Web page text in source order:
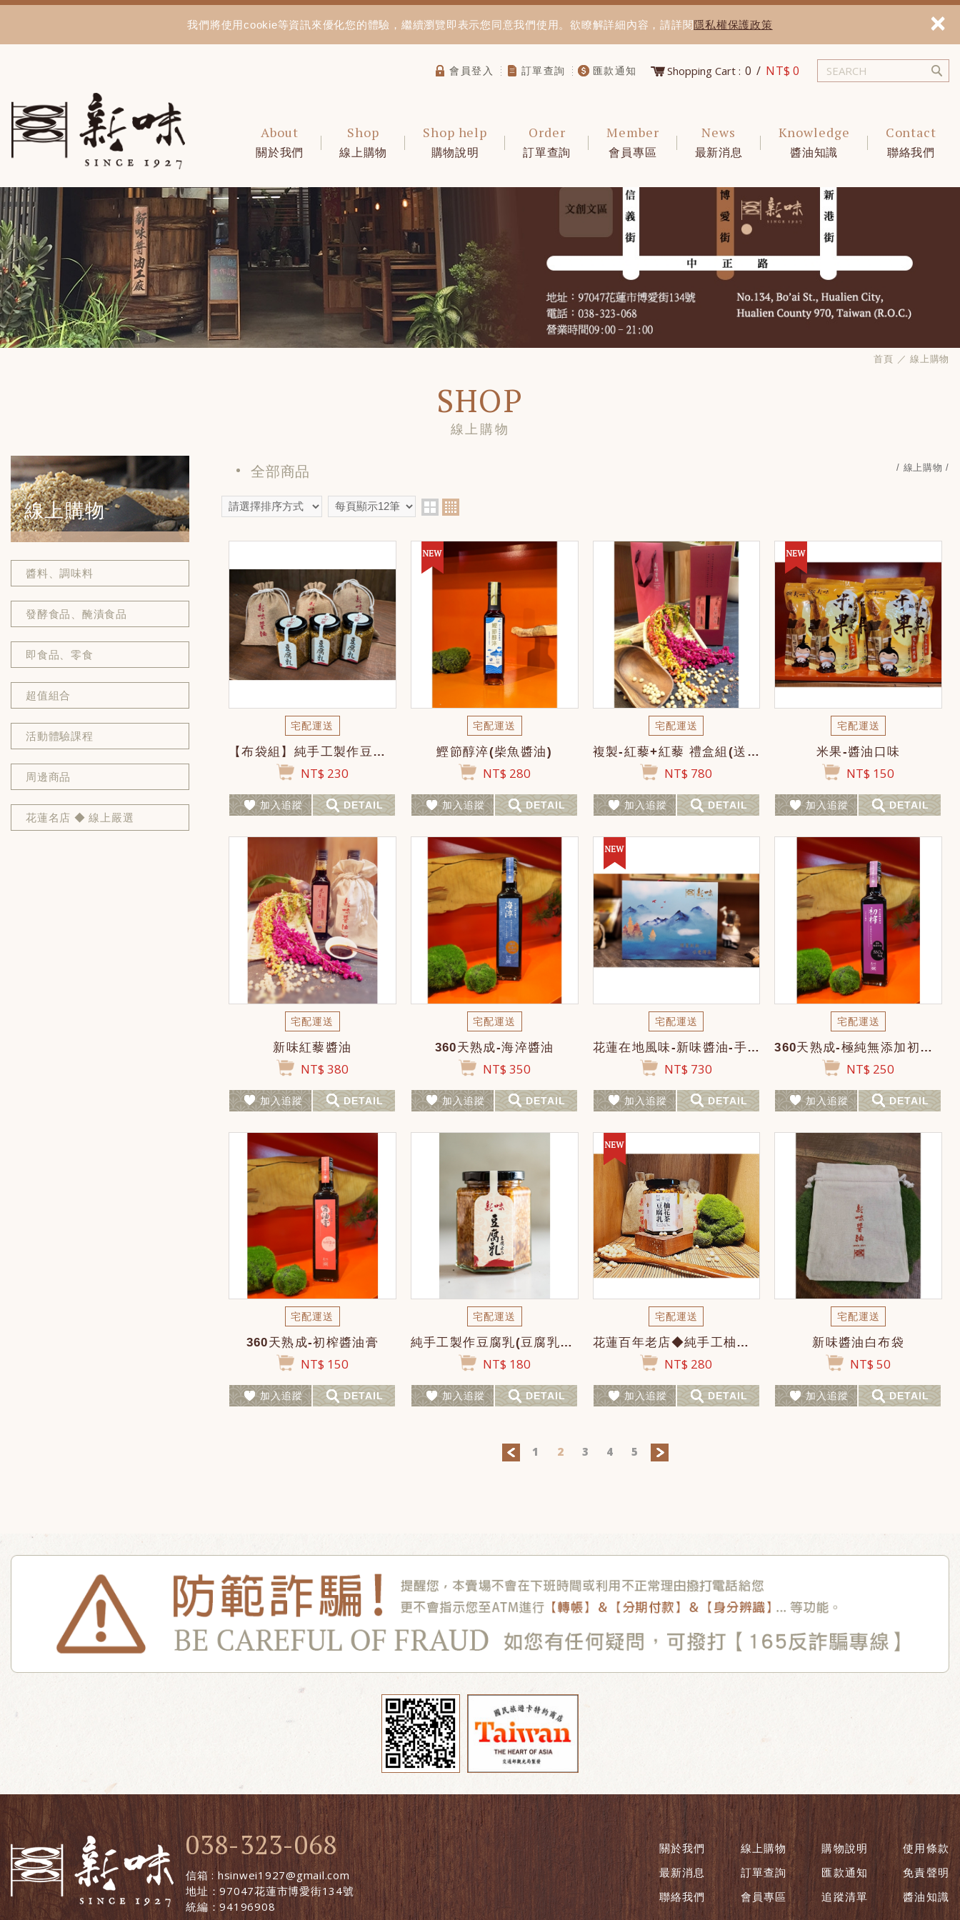
我們將使用cookie等資訊來優化您的體驗，繼續瀏覽即表示您同意我們使用。欲瞭解詳細內容，請詳閱隱私權保護政策 ×
會員登入 訂單查詢 匯款通知 Shopping Cart : 0 / NT$ 0
About
關於我們
Shop
線上購物
Shop help
購物說明
Order
訂單查詢
Member
會員專區
News
最新消息
Knowledge
醬油知識
Contact
聯絡我們
首頁 線上購物
SHOP
線上購物
線上購物
醬料、調味料
發酵食品、醃漬食品
即食品、零食
超值組合
活動體驗課程
周邊商品
花蓮名店 ◆ 線上嚴選
線上購物
全部商品
宅配運送
【布袋組】純手工製作豆腐乳(豆腐乳放越久越甘甜喔!)(此批豆腐乳可開封食用日期為...
NT$ 230
加入追蹤 DETAIL
宅配運送
鰹節醇淬(柴魚醬油)
NT$ 280
加入追蹤 DETAIL
宅配運送
複製-紅藜+紅藜 禮盒組(送油嘴)
NT$ 780
加入追蹤 DETAIL
宅配運送
米果-醬油口味
NT$ 150
加入追蹤 DETAIL
宅配運送
新味紅藜醬油
NT$ 380
加入追蹤 DETAIL
宅配運送
360天熟成-海淬醬油
NT$ 350
加入追蹤 DETAIL
宅配運送
花蓮在地風味-新味醬油-手工純釀造~伴手禮、年節禮盒-新味醬油x花蓮意象-又見山...
NT$ 730
加入追蹤 DETAIL
宅配運送
360天熟成-極純無添加初榨醬油
NT$ 250
加入追蹤 DETAIL
宅配運送
360天熟成-初榨醬油膏
NT$ 150
加入追蹤 DETAIL
宅配運送
純手工製作豆腐乳(豆腐乳放越久越甘甜喔!)(此批豆腐乳可開封食用日期為115年8...
NT$ 180
加入追蹤 DETAIL
宅配運送
花蓮百年老店◆純手工柚花茶豆腐乳(此批可食用日期為115年6月)
NT$ 280
加入追蹤 DETAIL
宅配運送
新味醬油白布袋
NT$ 50
加入追蹤 DETAIL
1 2 3 4 5
038-323-068
信箱 : hsinwei1927@gmail.com
地址：97047花蓮市博愛街134號
統編：94196908
關於我們
最新消息
聯絡我們
線上購物
訂單查詢
會員專區
購物說明
匯款通知
追蹤清單
使用條款
免責聲明
醬油知識